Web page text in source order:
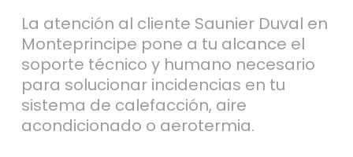
La atención al cliente Saunier Duval en
Monteprincipe pone a tu alcance el
soporte técnico y humano necesario
para solucionar incidencias en tu
sistema de calefacción, aire
acondicionado o aerotermia.